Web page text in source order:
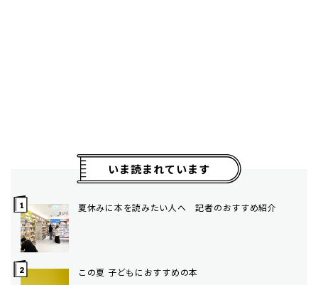
いま読まれています
夏休みに本を読みたい人へ 記者のおすすめ紹介
この夏 子どもにおすすめの本